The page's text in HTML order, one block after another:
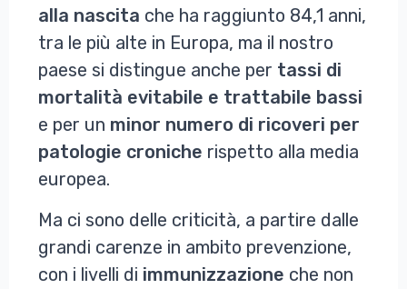
alla nascita che ha raggiunto 84,1 anni,
tra le più alte in Europa, ma il nostro
paese si distingue anche per tassi di
mortalità evitabile e trattabile bassi
e per un minor numero di ricoveri per
patologie croniche rispetto alla media
europea.
Ma ci sono delle criticità, a partire dalle
grandi carenze in ambito prevenzione,
con i livelli di immunizzazione che non